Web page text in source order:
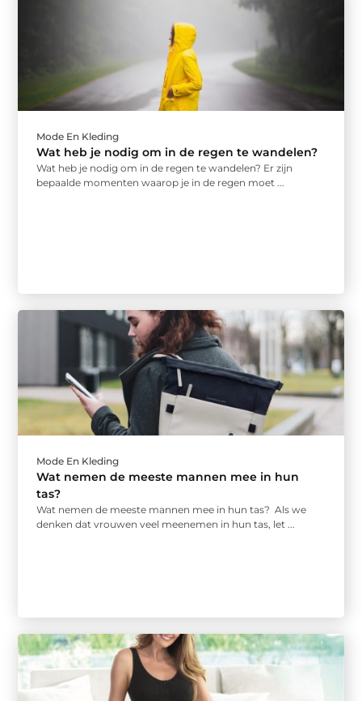
Mode En Kleding
Wat heb je nodig om in de regen te wandelen?
Wat heb je nodig om in de regen te wandelen? Er zijn
bepaalde momenten waarop je in de regen moet ...
Mode En Kleding
Wat nemen de meeste mannen mee in hun
tas?
Wat nemen de meeste mannen mee in hun tas? Als we
denken dat vrouwen veel meenemen in hun tas, let ...